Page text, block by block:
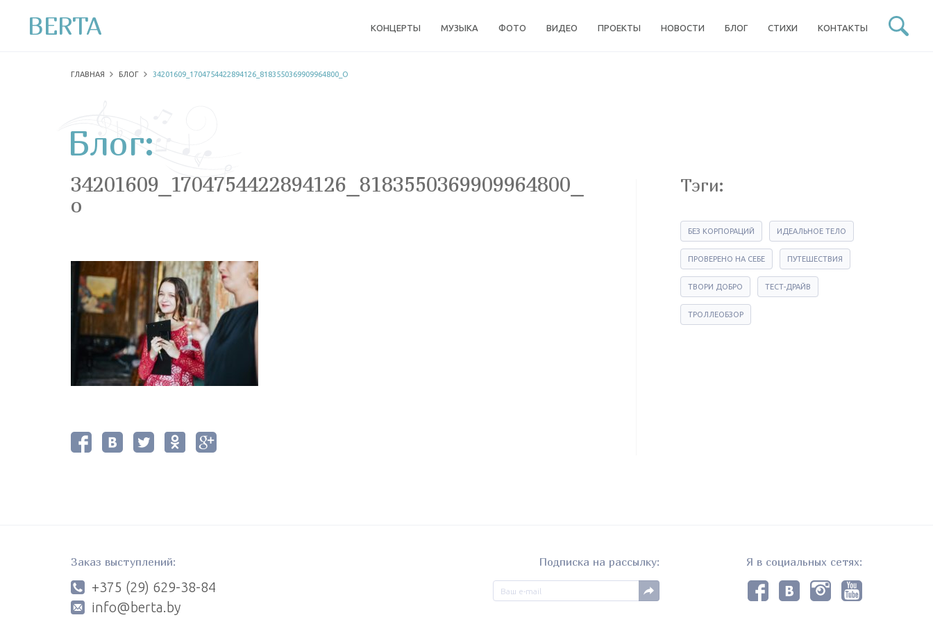
BERTA КОНЦЕРТЫ МУЗЫКА ФОТО ВИДЕО ПРОЕКТЫ НОВОСТИ БЛОГ СТИХИ КОНТАКТЫ
ГЛАВНАЯ БЛОГ 34201609_1704754422894126_8183550369909964800_O
Блог:
34201609_1704754422894126_8183550369909964800_
o
Тэги:
БЕЗ КОРПОРАЦИЙ ИДЕАЛЬНОЕ ТЕЛО
ПРОВЕРЕНО НА СЕБЕ ПУТЕШЕСТВИЯ
ТВОРИ ДОБРО ТЕСТ-ДРАЙВ
ТРОЛЛЕОБЗОР
Заказ выступлений:
+375 (29) 629-38-84
info@berta.by
Подписка на рассылку: Я в социальных сетях: